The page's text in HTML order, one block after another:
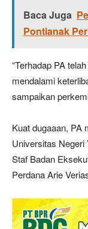
Baca Juga
Pontianak
“Terhadap PA
mendalami
sampaikan
Kuat dugaaan, PA
Universitas Negeri
Staf Badan
Perdana Arie